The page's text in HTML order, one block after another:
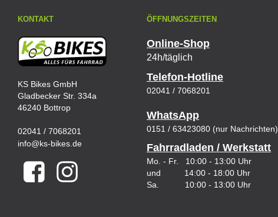
KONTAKT
KS Bikes GmbH
Gladbecker Str. 334a
46240 Bottrop
02041 / 7068201
info@ks-bikes.de
ÖFFNUNGSZEITEN
Online-Shop
24h/täglich
Telefon-Hotline
02041 / 7068201
WhatsApp
0151 / 63423080 (nur Nachrichten)
Fahrradladen / Werkstatt
Mo. - Fr. 10:00 - 13:00 Uhr
und 14:00 - 18:00 Uhr
Sa. 10:00 - 13:00 Uhr